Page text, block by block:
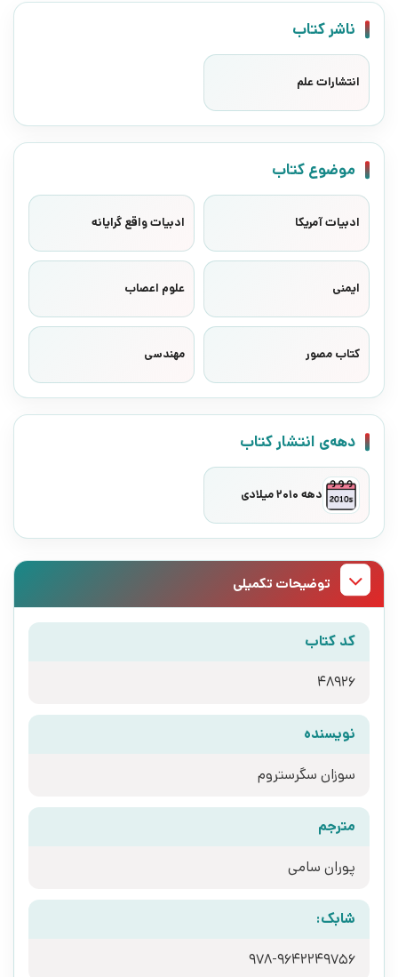
ناشر کتاب
انتشارات علم
موضوع کتاب
ادبیات آمریکا ادبیات واقع گرایانه
ایمنی علوم اعصاب
کتاب مصور مهندسی
دهه‌ی انتشار کتاب
دهه 2010 میلادی
توضیحات تکمیلی
کد کتاب
48926
نویسنده
سوزان سگرستروم
مترجم
پوران سامی
شابک:
978-9642249756